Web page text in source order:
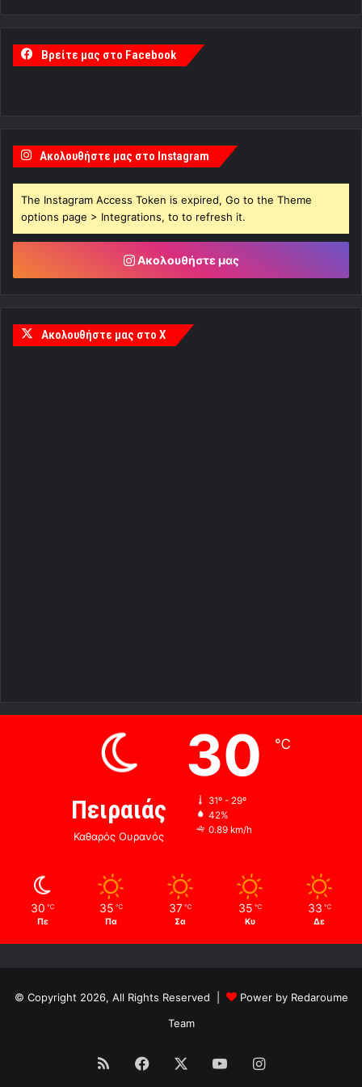
Βρείτε μας στο Facebook
Ακολουθήστε μας στο Instagram
The Instagram Access Token is expired, Go to the Theme
options page > Integrations, to to refresh it.
Ακολουθήστε μας
Ακολουθήστε μας στο X
Πειραιάς
Καθαρός Ουρανός
30 ℃
31º - 29º
42%
0.89 km/h
30 ℃
Πε
35 ℃
Πα
37 ℃
Σα
35 ℃
Κυ
33 ℃
Δε
© Copyright 2026, All Rights Reserved |
Power by Redaroume
Team
RSS Facebook YouTubeInstagram